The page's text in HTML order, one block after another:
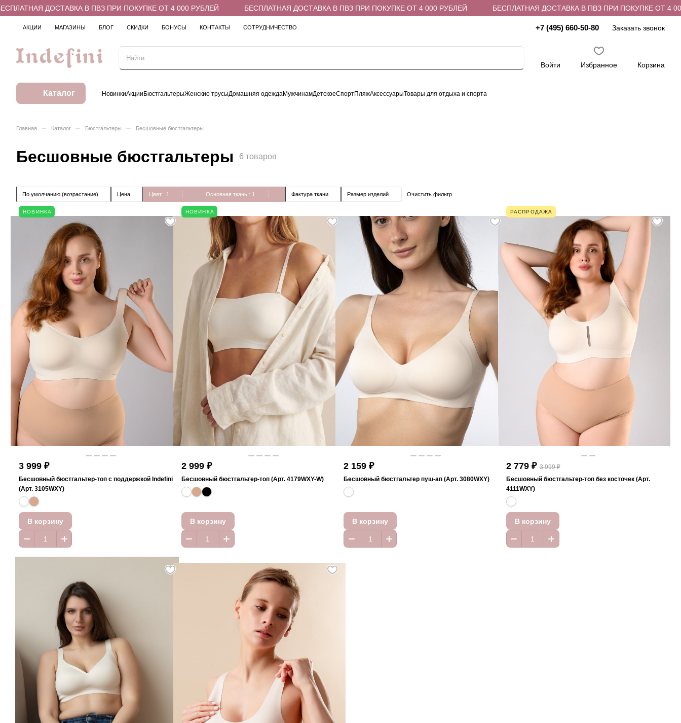
ДОСТАВКА В ПВЗ ПРИ ПОКУПКЕ ОТ 4 000 РУБЛЕЙ БЕСПЛАТНАЯ ДОСТАВКА В ПВЗ ПРИ ПОКУПКЕ ОТ 4 000 РУБЛЕЙ БЕСПЛАТНАЯ ДОСТАВКА В ПВЗ ПРИ ПОКУПКЕ ОТ 4 000
АКЦИИ МАГАЗИНЫ БЛОГ СКИДКИ БОНУСЫ КОНТАКТЫ СОТРУДНИЧЕСТВО +7 (495) 660-50-80 Заказать звонок
Войти Избранное Корзина
Каталог НовинкиАкцииБюстгальтерыЖенские трусыДомашняя одеждаМужчинамДетскоеСпортПляжАксессуарыТовары для отдыха и спорта
Главная – Каталог – Бюстгальтеры – Бесшовные бюстгальтеры
Бесшовные бюстгальтеры 6 товаров
По умолчанию (возрастание) Цена Цвет : 1 Основная ткань : 1 Фактура ткани Размер изделий Очистить фильтр
НОВИНКА
3 999 ₽
Бесшовный бюстгальтер-топ с поддержкой Indefini
(Арт. 3105WXY)
В корзину
НОВИНКА
2 999 ₽
Бесшовный бюстгальтер-топ (Арт. 4179WXY-W)
В корзину
2 159 ₽
Бесшовный бюстгальтер пуш-ап (Арт. 3080WXY)
В корзину
РАСПРОДАЖА
2 779 ₽ 3 999 ₽
Бесшовный бюстгальтер-топ без косточек (Арт.
4111WXY)
В корзину